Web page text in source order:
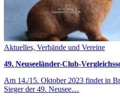
Aktuelles, Verbände und Vereine
49. Neuseeländer-Club-
Am 14./15. Oktober 2023 findet in
Sieger der 49. Neusee…